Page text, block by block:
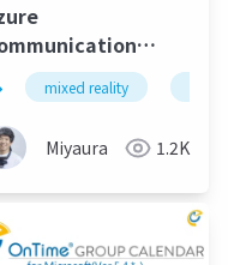
のショーケー
プリ（on
2）がすごか
件
mixed reality
Miyaura 1.2K